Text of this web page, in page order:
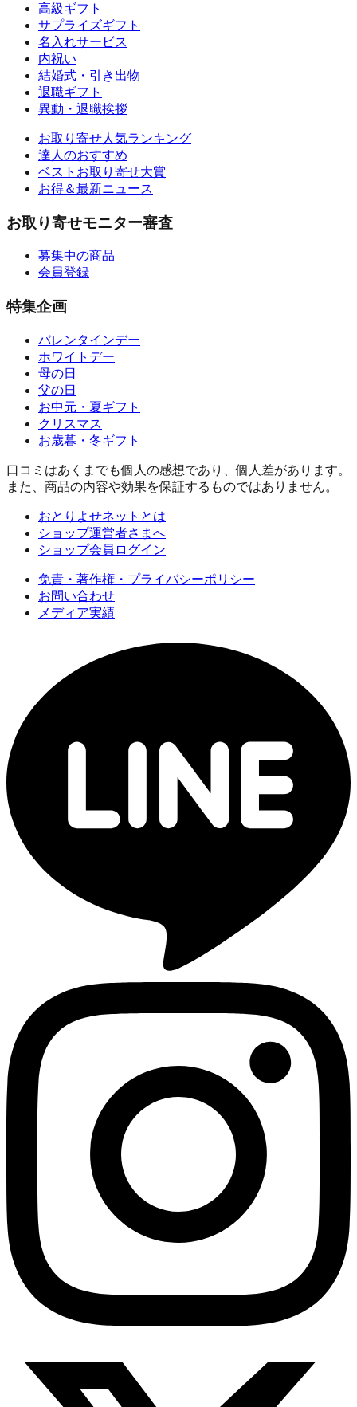
高級ギフト
サプライズギフト
名入れサービス
内祝い
結婚式・引き出物
退職ギフト
異動・退職挨拶
お取り寄せ人気ランキング
達人のおすすめ
ベストお取り寄せ大賞
お得＆最新ニュース
お取り寄せモニター審査
募集中の商品
会員登録
特集企画
バレンタインデー
ホワイトデー
母の日
父の日
お中元・夏ギフト
クリスマス
お歳暮・冬ギフト
口コミはあくまでも個人の感想であり、個人差があります。
また、商品の内容や効果を保証するものではありません。
おとりよせネットとは
ショップ運営者さまへ
ショップ会員ログイン
免責・著作権・プライバシーポリシー
お問い合わせ
メディア実績